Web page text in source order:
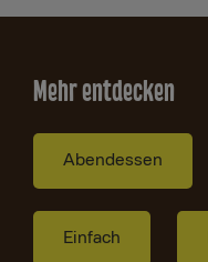
Mehr entdecken
Abendessen
Einfach